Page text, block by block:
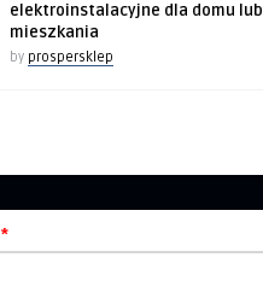
elektroinstalacyjne dla domu lub
mieszkania
by prospersklep
*